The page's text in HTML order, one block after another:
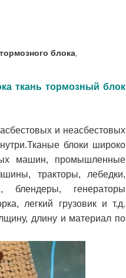
блока,
ткань тормозный блок
и неасбестовых
блоки широко
машин, промышленные
тракторы, лебедки,
блендеры, генераторы
легкий грузовик и т.д.
длину и материал по